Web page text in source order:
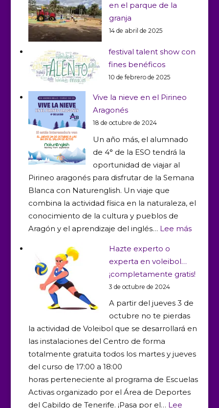
en el parque de la
granja
14 de abril de 2025
festival talent show con
fines benéficos
10 de febrero de 2025
Vive la nieve en el Pirineo
Aragonés
18 de octubre de 2024
Un año más, el alumnado
de 4° de la ESO tendrá la
oportunidad de viajar al
Pirineo aragonés para disfrutar de la Semana
Blanca con Naturenglish. Un viaje que
combina la actividad física en la naturaleza, el
conocimiento de la cultura y pueblos de
Aragón y el aprendizaje del inglés… Lee más:
en
Pirineo
Hazte experto o
experta en voleibol…
¡completamente gratis!
3 de octubre de 2024
A partir del jueves 3 de
octubre no te pierdas
la actividad de Voleibol que se desarrollará en
las instalaciones del Centro de forma
totalmente gratuita todos los martes y jueves
del curso de 17:00 a 18:00
horas perteneciente al programa de Escuelas
Activas organizado por el Área de Deportes
del Cabildo de Tenerife. ¡Pasa por el… Lee